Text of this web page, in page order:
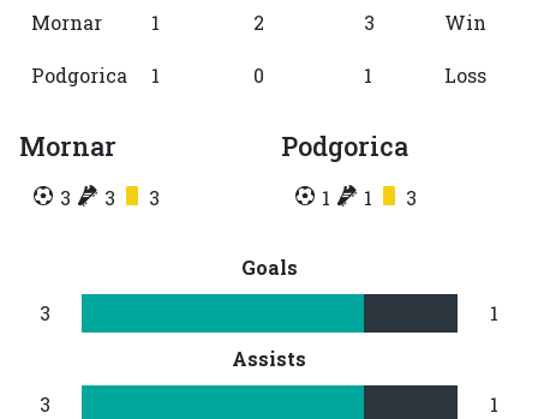
Mornar 1 2 3 Win
Podgorica 1 0 1 Loss
Mornar
3 3 3
Podgorica
1 1 3
Goals
3
1
Assists
3
1